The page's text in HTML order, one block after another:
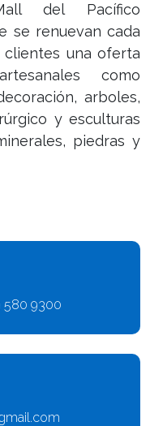
del Pacífico
se renuevan cada
una oferta
como
arboles,
y esculturas
piedras y
9300